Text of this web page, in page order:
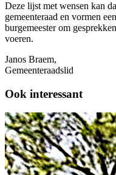
Deze lijst met wensen kan
gemeenteraad en vormen
burgemeester om
voeren.
Janos Braem,
Gemeenteraadslid
Ook interessant